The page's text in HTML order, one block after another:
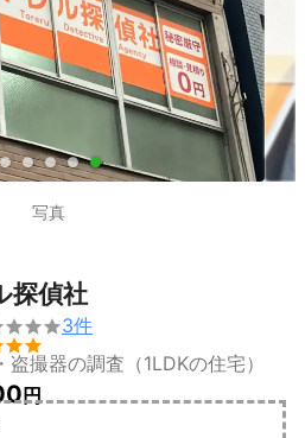
● ● ● ● ●
写真
探偵社
3件
盗撮器の調査（1LDKの住宅）
円